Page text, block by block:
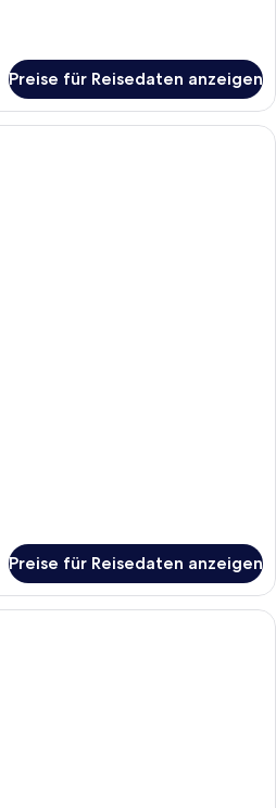
Preise für Reisedaten anzeigen
Preise für Reisedaten anzeigen